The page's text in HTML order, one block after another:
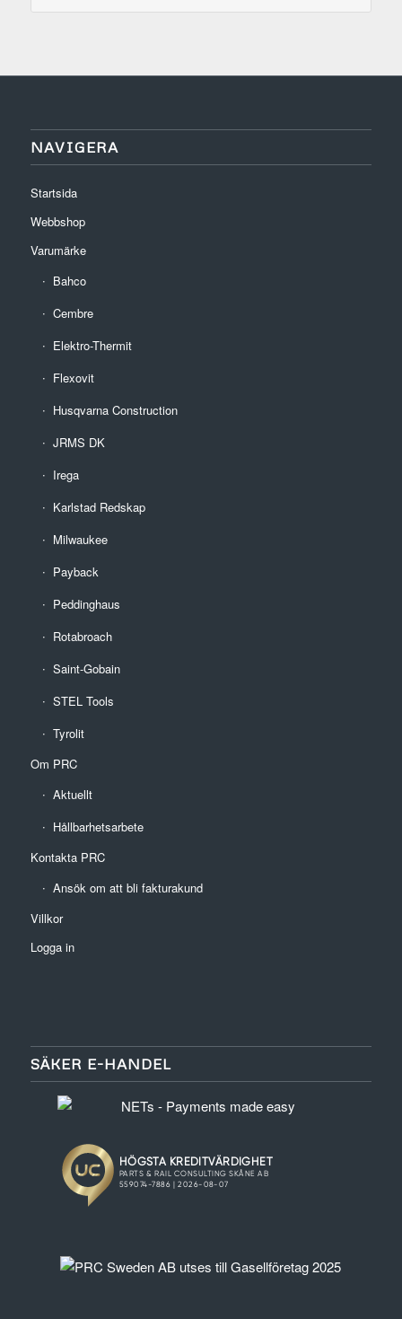
NAVIGERA
Startsida
Webbshop
Varumärke
Bahco
Cembre
Elektro-Thermit
Flexovit
Husqvarna Construction
JRMS DK
Irega
Karlstad Redskap
Milwaukee
Payback
Peddinghaus
Rotabroach
Saint-Gobain
STEL Tools
Tyrolit
Om PRC
Aktuellt
Hållbarhetsarbete
Kontakta PRC
Ansök om att bli fakturakund
Villkor
Logga in
SÄKER E-HANDEL